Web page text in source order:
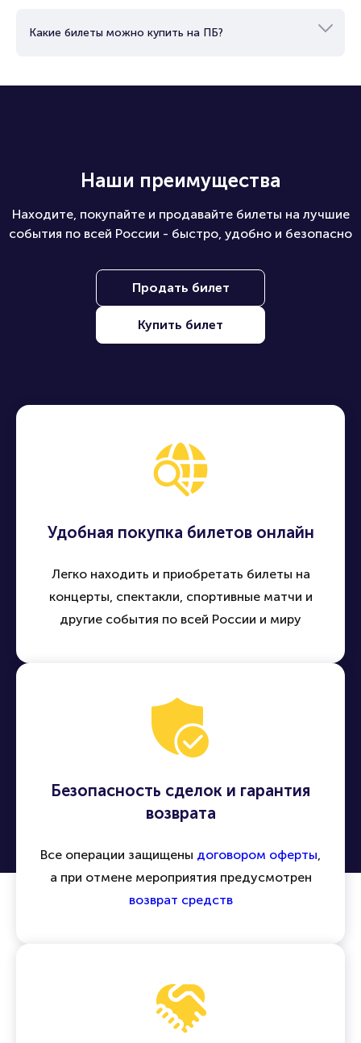
Какие билеты можно купить на ПБ?
Наши преимущества
Находите, покупайте и продавайте билеты на лучшие
события по всей России - быстро, удобно и безопасно
Продать билет
Купить билет
Удобная покупка билетов онлайн
Легко находить и приобретать билеты на
концерты, спектакли, спортивные матчи и
другие события по всей России и миру
Безопасность сделок и гарантия
возврата
Все операции защищены договором оферты,
а при отмене мероприятия предусмотрен
возврат средств